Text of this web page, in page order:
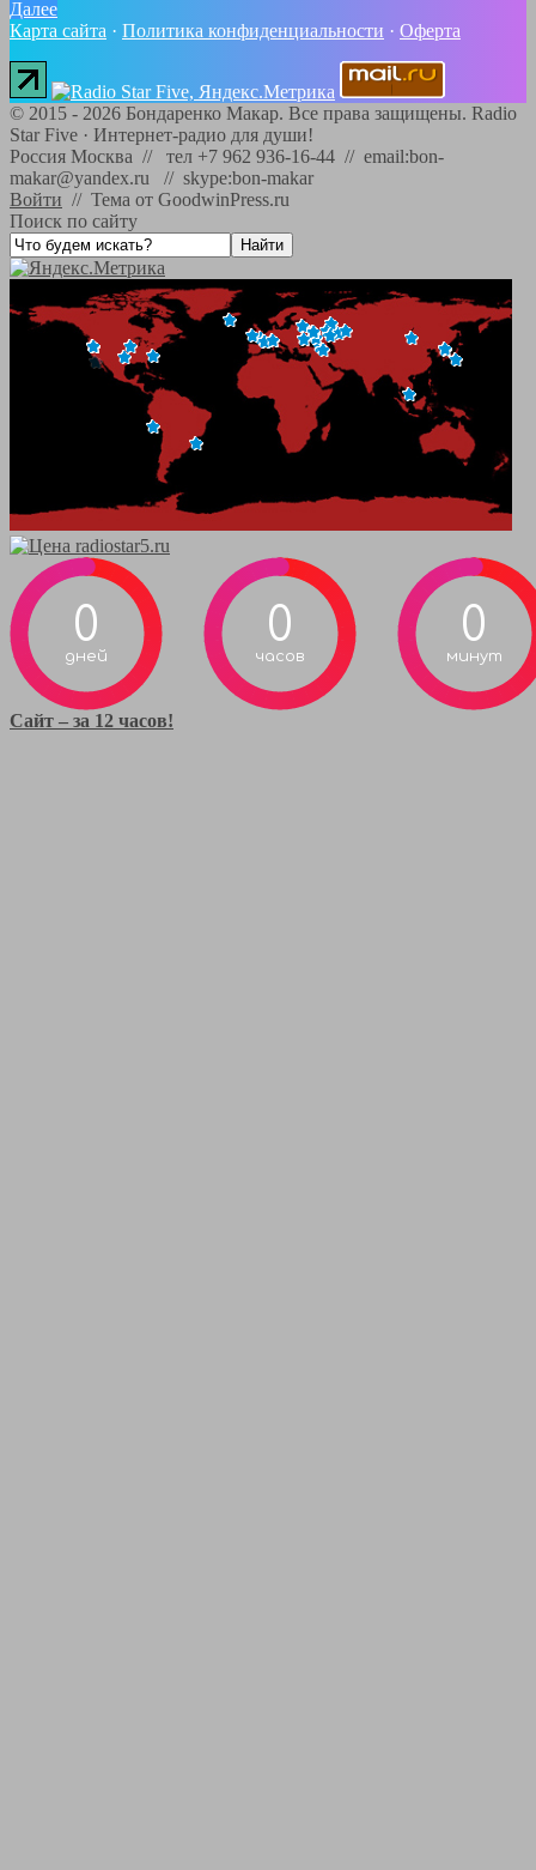
Далее
Карта сайта · Политика конфиденциальности · Оферта
© 2015 - 2026 Бондаренко Макар. Все права защищены. Radio
Star Five · Интернет-радио для души!
Россия Москва // тел +7 962 936-16-44 // email:bon-
makar@yandex.ru // skype:bon-makar
Войти // Тема от GoodwinPress.ru
Поиск по сайту
0
дней
0
часов
0
минут
Сайт – за 12 часов!